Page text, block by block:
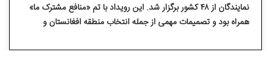
نمایندگان از ۴۸ کشور برگزار شد. این رویداد با تم «منافع مشترک ما»
همراه بود و تصمیمات مهمی از جمله انتخاب منطقه افغانستان و